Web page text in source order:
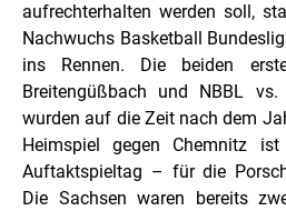
aufrechterhalten werden soll,
Nachwuchs Basketball
ins Rennen. Die beiden
Breitengüßbach und NBBL
wurden auf die Zeit nach dem
Heimspiel gegen Chemnitz
Auftaktspieltag – für die
Die Sachsen waren bereits